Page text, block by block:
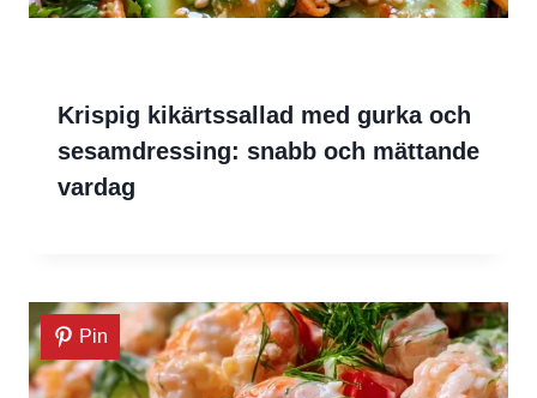
Krispig kikärtssallad med gurka och
sesamdressing: snabb och mättande
vardag
Pin